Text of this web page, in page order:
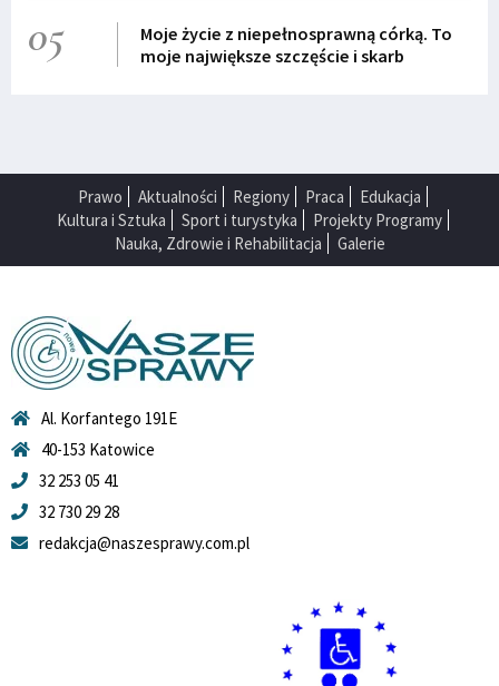
05
Moje życie z niepełnosprawną córką. To
moje największe szczęście i skarb
Prawo Aktualności Regiony Praca
Edukacja
Kultura i Sztuka
Sport i turystyka
Projekty Programy
Nauka, Zdrowie i Rehabilitacja
Galerie
Al. Korfantego 191E
40-153 Katowice
32 253 05 41
32 730 29 28
redakcja@naszesprawy.com.pl